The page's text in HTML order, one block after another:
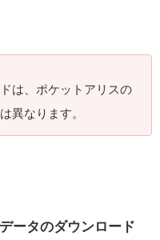
は、ポケットアリスの
異なります。
ータのダウンロード